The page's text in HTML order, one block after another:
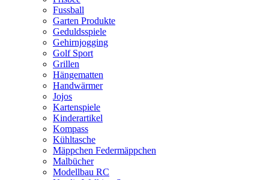
Fussball
Garten Produkte
Geduldsspiele
Gehirnjogging
Golf Sport
Grillen
Hängematten
Handwärmer
Jojos
Kartenspiele
Kinderartikel
Kompass
Kühltasche
Mäppchen Federmäppchen
Malbücher
Modellbau RC